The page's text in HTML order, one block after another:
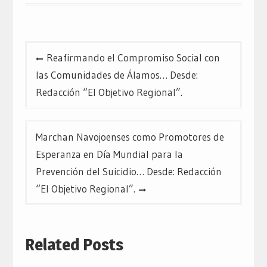
de
entradas
Reafirmando el Compromiso Social con
las Comunidades de Álamos… Desde:
Redacción “El Objetivo Regional”.
Marchan Navojoenses como Promotores de
Esperanza en Día Mundial para la
Prevención del Suicidio… Desde: Redacción
“El Objetivo Regional”.
Related Posts